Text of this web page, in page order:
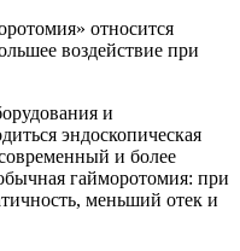
относится
воздействие при
и
эндоскопическая
и более
гайморотомия: при
меньший отек и